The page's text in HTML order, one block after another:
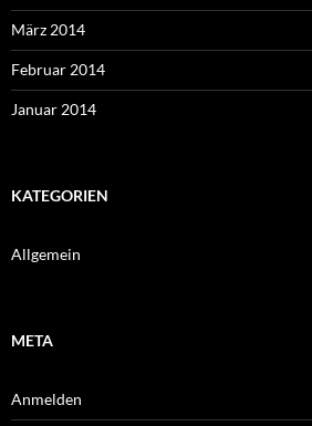
März 2014
Februar 2014
Januar 2014
KATEGORIEN
Allgemein
META
Anmelden